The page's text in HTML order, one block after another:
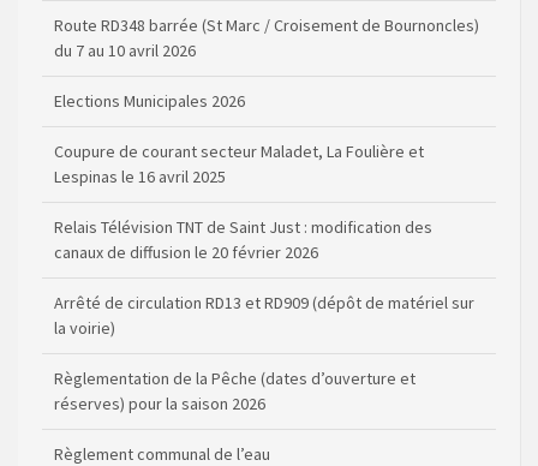
Route RD348 barrée (St Marc / Croisement de Bournoncles)
du 7 au 10 avril 2026
Elections Municipales 2026
Coupure de courant secteur Maladet, La Foulière et
Lespinas le 16 avril 2025
Relais Télévision TNT de Saint Just : modification des
canaux de diffusion le 20 février 2026
Arrêté de circulation RD13 et RD909 (dépôt de matériel sur
la voirie)
Règlementation de la Pêche (dates d’ouverture et
réserves) pour la saison 2026
Règlement communal de l’eau